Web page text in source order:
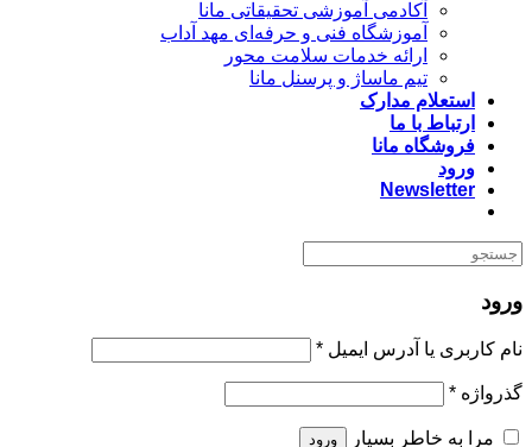
آکادمی آموزشی تحقیقاتی مانا
آموزشگاه فنی و حرفه‌ای مهد آداب
ارائه خدمات سلامت محور
تیم ماساژ و پرسنل مانا
استعلام مدارک
ارتباط با ما
فروشگاه مانا
ورود
Newsletter
ورود
نام کاربری یا آدرس ایمیل *الزامی
گذرواژه *الزامی
مرا به خاطر بسپار ورود